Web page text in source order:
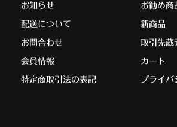
お知らせ
配送について
お問合わせ
会員情報
特定商取引法の表記
お勧め商
新商品
取引先蔵
カート
プライバ